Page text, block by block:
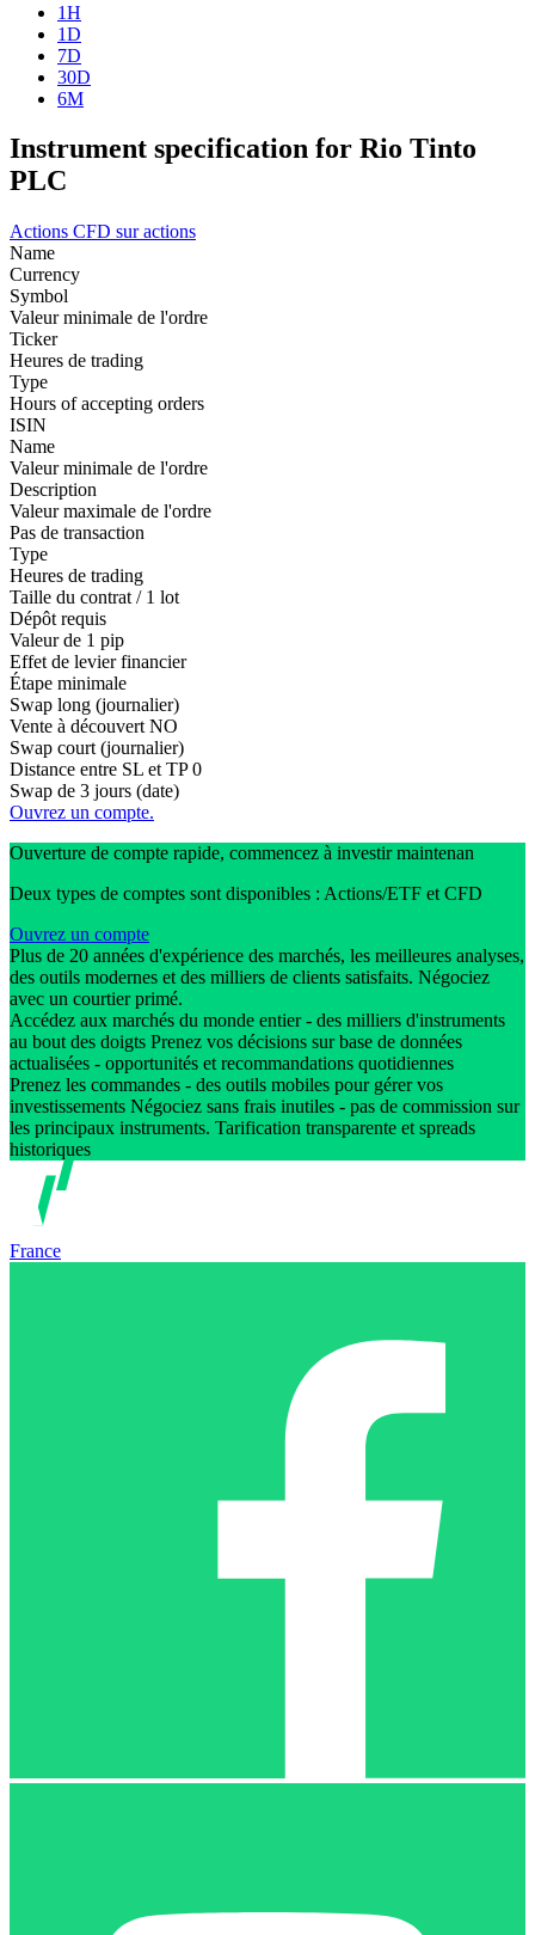
1H
1D
7D
30D
6M
Instrument specification for Rio Tinto
PLC
Actions CFD sur actions
Name
Currency
Symbol
Valeur minimale de l'ordre
Ticker
Heures de trading
Type
Hours of accepting orders
ISIN
Name
Valeur minimale de l'ordre
Description
Valeur maximale de l'ordre
Pas de transaction
Type
Heures de trading
Taille du contrat / 1 lot
Dépôt requis
Valeur de 1 pip
Effet de levier financier
Étape minimale
Swap long (journalier)
Vente à découvert NO
Swap court (journalier)
Distance entre SL et TP 0
Swap de 3 jours (date)
Ouvrez un compte.
Ouverture de compte rapide, commencez à investir maintenan
Deux types de comptes sont disponibles : Actions/ETF et CFD
Ouvrez un compte
Plus de 20 années d'expérience des marchés, les meilleures analyses,
des outils modernes et des milliers de clients satisfaits. Négociez
avec un courtier primé.
Accédez aux marchés du monde entier - des milliers d'instruments
au bout des doigts Prenez vos décisions sur base de données
actualisées - opportunités et recommandations quotidiennes
Prenez les commandes - des outils mobiles pour gérer vos
investissements Négociez sans frais inutiles - pas de commission sur
les principaux instruments. Tarification transparente et spreads
historiques
France